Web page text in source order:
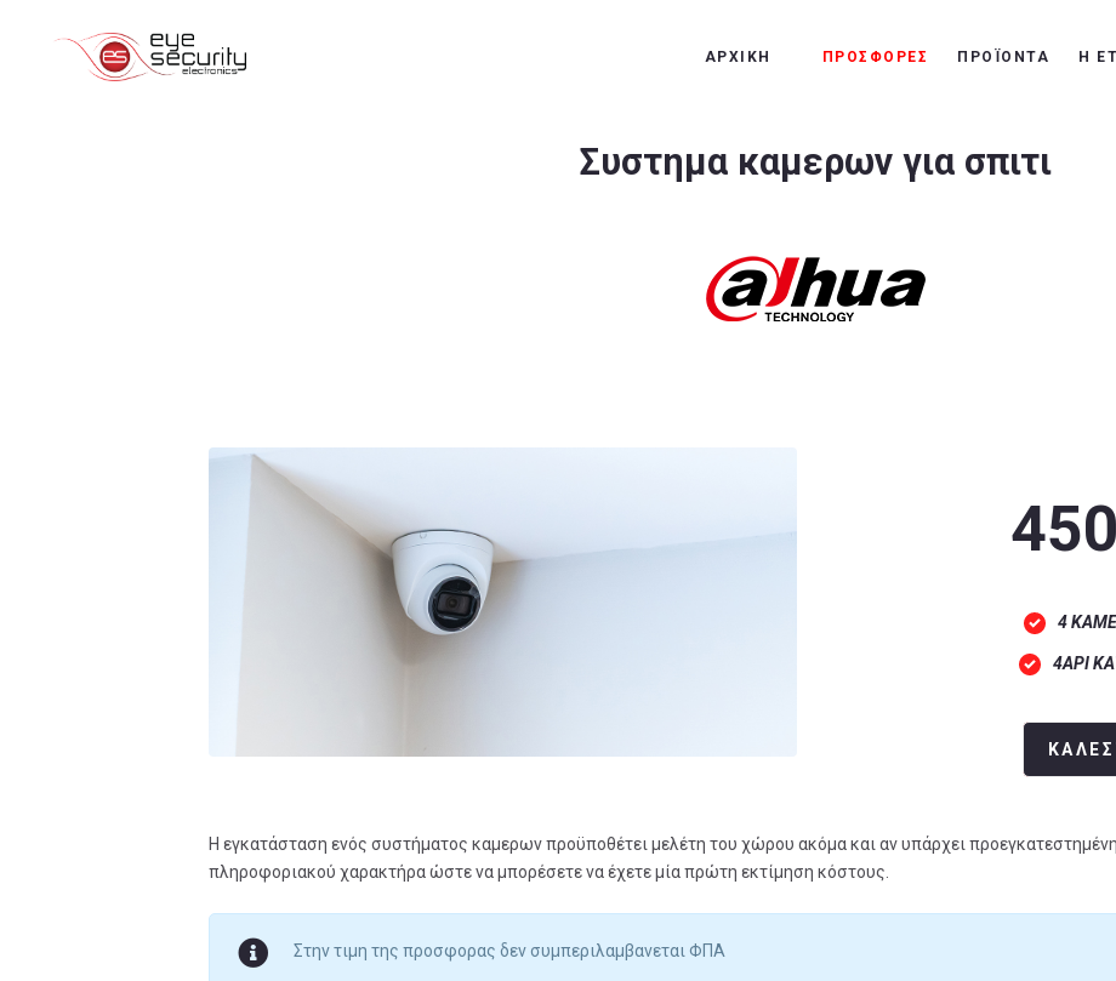
ΑΡΧΙΚΗ ΠΡΟΣΦΟΡΕΣ ΠΡΟΪΟΝΤΑ Η
ΠΡΟΪΟΝΤΑ
ΟΙ ΔΟΥΛΕΙΈΣ ΜΑΣ
Συστημα καμερων για σπιτι
‎4
4ΑΡΙ
Η εγκατάσταση ενός συστήματος καμερων προϋποθέτει μελέτη του χώρου ακόμα και αν υπάρχει
πληροφοριακού χαρακτήρα ώστε να μπορέσετε να έχετε μία πρώτη εκτίμηση κόστους.
Στην τιμη της προσφορας δεν συμπεριλαμβανεται ΦΠΑ